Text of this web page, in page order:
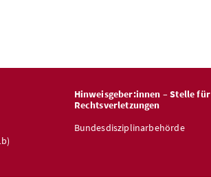
Hinweisgeber:innen – Stelle für
Rechtsverletzungen
Bundesdisziplinarbehörde